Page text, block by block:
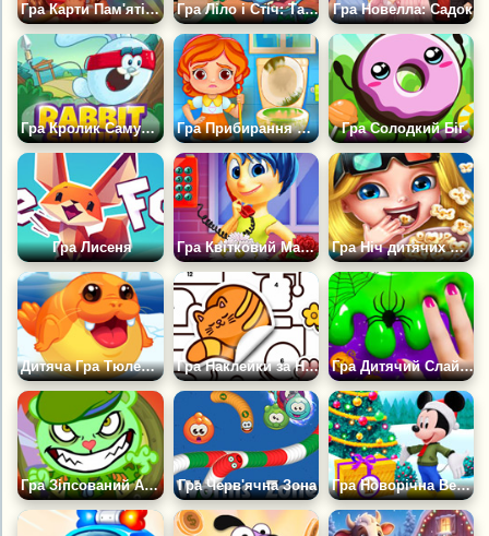
Гра Карти Пам'яті з Принцесою Моанною Гра Ліло і Стіч: Танець Хулу Гра Новелла: Садок
Гра Кролик Самурай Гра Прибирання Дитячого Будинку Гра Солодкий Біг
Гра Лисеня Гра Квітковий Магазин Радості Гра Ніч дитячих фільмів
Дитяча Гра Тюлень Семмі Гра Наклейки за Номерами: Пазл-розмальовка Гра Дитячий Слайм Єдиноріг
Гра Зіпсований Асфальт Гра Черв'ячна Зона Гра Новорічна Вечірка Дісней